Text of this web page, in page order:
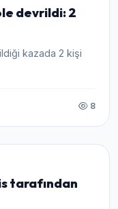
devrildi: 2
kazada 2 kişi
8
tarafından